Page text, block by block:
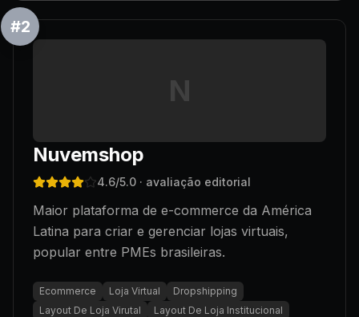
#2
N
Nuvemshop
4.6/5.0 · avaliação editorial
Maior plataforma de e-commerce da América
Latina para criar e gerenciar lojas virtuais,
popular entre PMEs brasileiras.
Ecommerce Loja Virtual
Dropshipping
Layout De Loja Virutal
Layout De Loja Institucional